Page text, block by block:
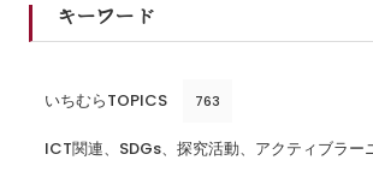
キーワード
いちむらTOPICS 763
ICT関連、SDGs、探究活動、アクティブラー